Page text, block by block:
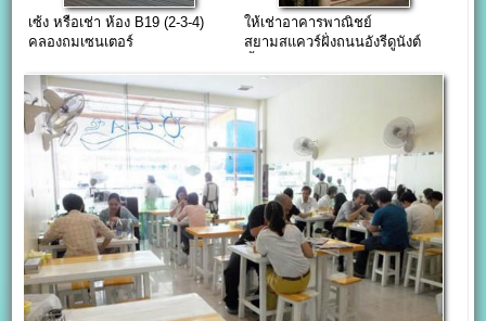
เซ้ง หรือเช่า ห้อง B19 (2-3-4)
คลองถมเซนเตอร์
ให้เช่าอาคารพาณิชย์
สยามสแควร์ฝั่งถนนอังรีดูนังต์